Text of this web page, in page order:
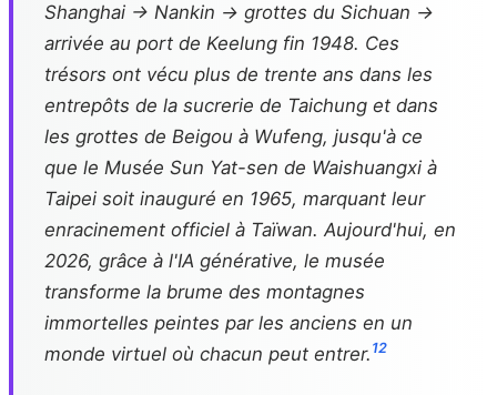
Shanghai → Nankin → grottes du Sichuan →
arrivée au port de Keelung fin 1948. Ces
trésors ont vécu plus de trente ans dans les
entrepôts de la sucrerie de Taichung et dans
les grottes de Beigou à Wufeng, jusqu'à ce
que le Musée Sun Yat-sen de Waishuangxi à
Taipei soit inauguré en 1965, marquant leur
enracinement officiel à Taïwan. Aujourd'hui, en
2026, grâce à l'IA générative, le musée
transforme la brume des montagnes
immortelles peintes par les anciens en un
monde virtuel où chacun peut entrer. 12